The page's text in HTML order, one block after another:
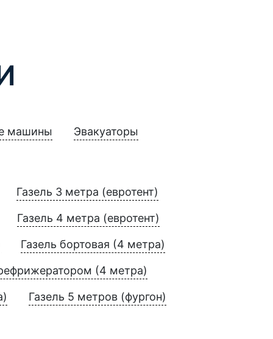
машины Эвакуаторы
Газель 3 метра (евротент)
Газель 4 метра (евротент)
Газель бортовая (4 метра)
(4 метра)
Газель 5 метров (фургон)